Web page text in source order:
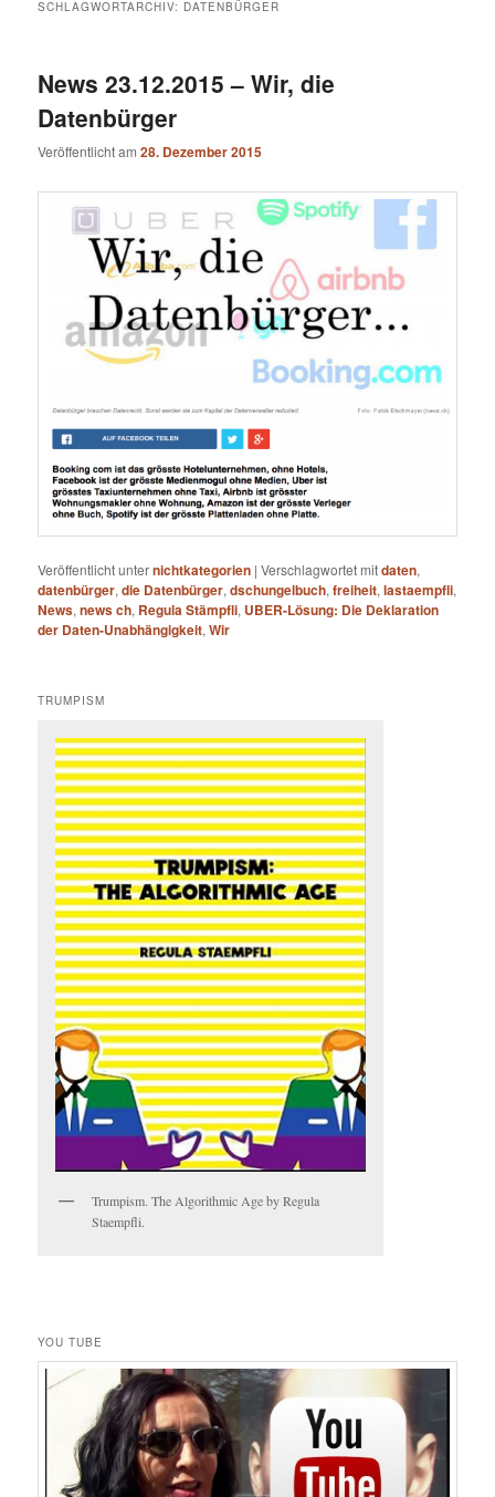
SCHLAGWORTARCHIV: DATENBÜRGER
News 23.12.2015 – Wir, die
Datenbürger
Veröffentlicht am28. Dezember 2015
Veröffentlicht unternichtkategorien |Verschlagwortet mitdaten,
datenbürger,die Datenbürger,dschungelbuch,freiheit,lastaempfli,
News,news ch, Regula Stämpfli, UBER-Lösung: Die Deklaration
der Daten-Unabhängigkeit,Wir
TRUMPISM
Trumpism. The Algorithmic Age by Regula
Staempfli.
YOU TUBE